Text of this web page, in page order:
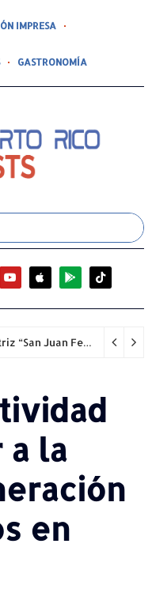
IMPRESA
GASTRONOMÍA
Regresa la experiencia automotriz “San Juan Festival of Speed”
a la
en